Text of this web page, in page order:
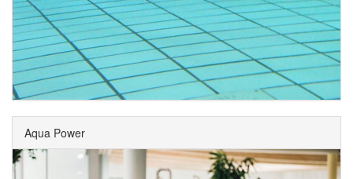
Aqua Power